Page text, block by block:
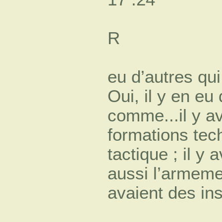
R
eu d’autres
Oui, il y en eu
comme...il y
formations
tactique ; il y
aussi
avaient des